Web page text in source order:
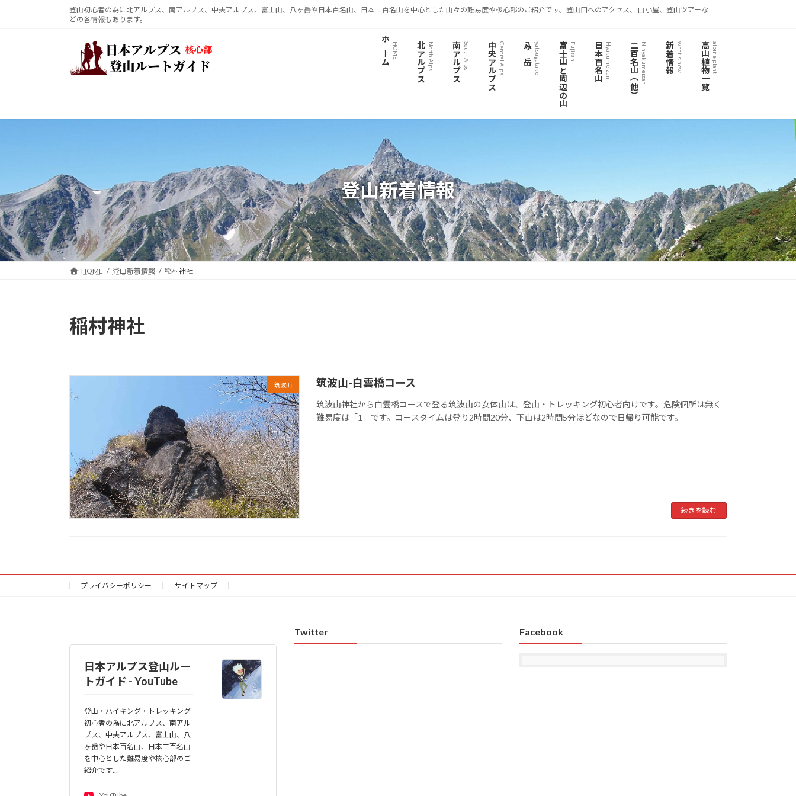
ッ
移
登山初心者の為に北アルプス、南アルプス、中央アルプス、富士山、八ヶ岳や日本百名山、日本二百名山を中心とした山々の難易度や核心部のご紹介です。登山口へのアクセス、 山小屋、登山ツアーな
どの各情報もあります。
ホーム HOME 北アルプスNorth Alps 南アルプスSouth Alps 中央アルプスCentral Alps 八ヶ岳yatsugatake 富士山と周辺の山Fujisan 日本百名山Hyakumeizan 二百名山（他）Nihyakumeizan 新着情報what's new 高山植物一覧alpine plant
登山新着情報
HOME 登山新着情報 稲村神社
稲村神社
筑波山 筑波山-白雲橋コース
筑波山神社から白雲橋コースで登る筑波山の女体山は、登山・トレッキング初心者向けです。危険個所は無く
難易度は「1」です。コースタイムは登り2時間20分、下山は2時間5分ほどなので日帰り可能です。
続きを読む
プライバシーポリシー サイトマップ
日本アルプス登山ルー
トガイド - YouTube
登山・ハイキング・トレッキング
初心者の為に北アルプス、南アル
プス、中央アルプス、富士山、八
ヶ岳や日本百名山、日本二百名山
を中心とした難易度や核心部のご
紹介です…
Twitter Facebook